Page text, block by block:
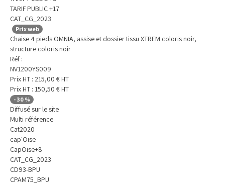
TARIF PUBLIC +17
CAT_CG_2023
Prix web
Chaise 4 pieds OMNIA, assise et dossier tissu XTREM coloris noir,
structure coloris noir
Réf :
NV1200YS009
Prix HT : 215,00 € HT
Prix HT : 150,50 € HT
-30 %
Diffusé sur le site
Multi référence
Cat2020
cap'Oise
CapOise+8
CAT_CG_2023
CD93-BPU
CPAM75_BPU